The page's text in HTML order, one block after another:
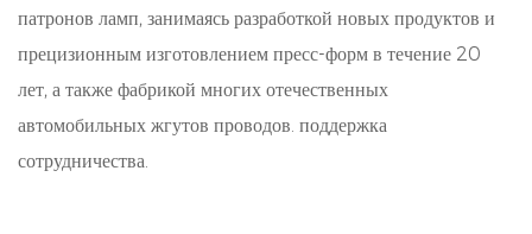
высокоскоростную передачу данных и точные
контрольные сигналы, имеющие решающее
значение для безопасности и эксплуатационных
характеристик транспортных средств.
патронов ламп, занимаясь разработкой новых продуктов и
прецизионным изготовлением пресс-форм в течение 20
лет, а также фабрикой многих отечественных
автомобильных жгутов проводов. поддержка
сотрудничества.